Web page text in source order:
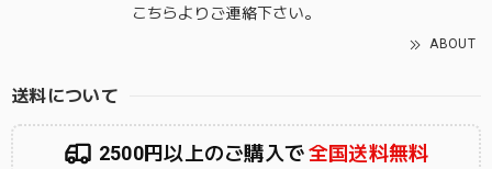
こちらよりご連絡下さい。
ABOUT
送料について
2500円以上のご購入で全国送料無料